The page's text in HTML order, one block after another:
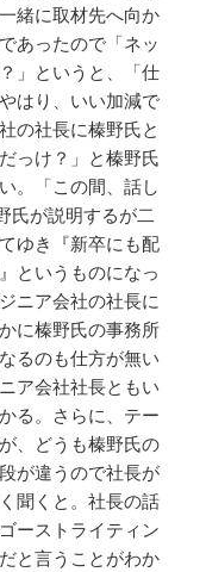
緒に取材先へ向か
あったので「ネッ
」というと、「仕
はり、いい加減で
の社長に榛野氏と
っけ？」と榛野氏
。「この間、話し
氏が説明するが二
ゆき『新卒にも配
というものになっ
ニア会社の社長に
に榛野氏の事務所
るのも仕方が無い
ア会社社長ともい
る。さらに、テー
、どうも榛野氏の
が違うので社長が
聞くと。社長の話
ーストライティン
と言うことがわか